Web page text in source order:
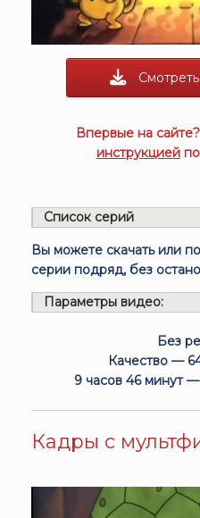
Впервые на
инструкцией
Список серий
Вы можете скачать или
серии подряд, без
Параметры видео:
Без
Качество —
9 часов 46 минут
Кадры с